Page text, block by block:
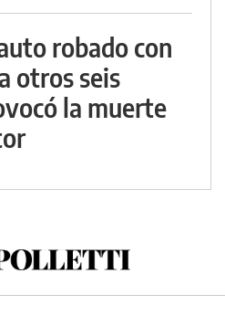
robado con
otros seis
la muerte